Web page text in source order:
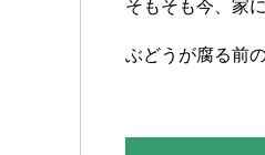
そもそも今、家
ぶどうが腐る前